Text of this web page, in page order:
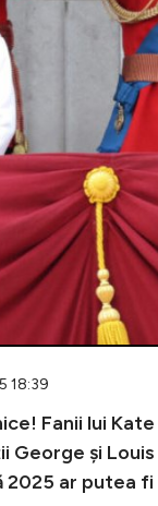
18:39
Fanii lui
și
ar putea